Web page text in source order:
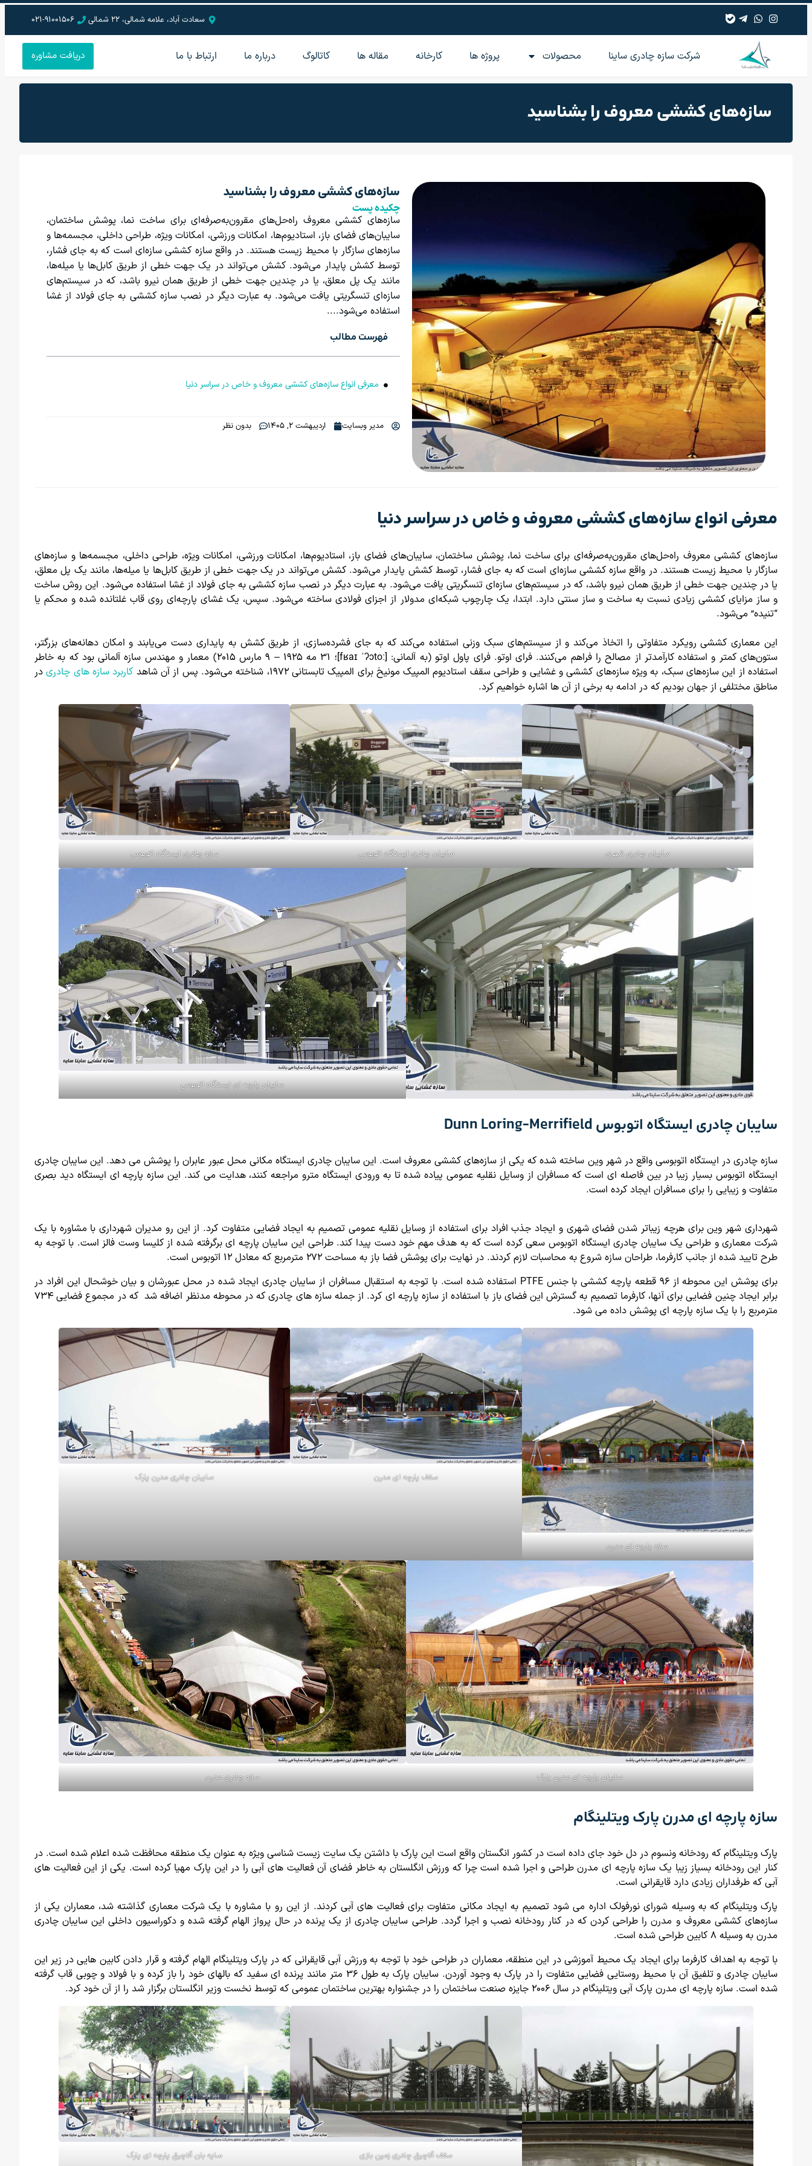
سعادت آباد، علامه شمالی، 22 شمالی 021-91001506
شرکت سازه چادری ساینا محصولات پروژه ها کارخانه مقاله‌ ها کاتالوگ درباره ما ارتباط با ما دریافت مشاوره
سازه‌های کششی معروف را بشناسید
سازه‌های کششی معروف را بشناسید
چکیده پست
سازه‌های کششی معروف راه‌حل‌های مقرون‌به‌صرفه‌ای برای ساخت نما، پوشش ساختمان،
سایبان‌های فضای باز، استادیوم‌ها، امکانات ورزشی، امکانات ویژه، طراحی داخلی، مجسمه‌ها و
سازه‌های سازگار با محیط زیست هستند. در واقع سازه کششی سازه‌ای است که به جای فشار،
توسط کشش پایدار می‌شود. کشش می‌تواند در یک جهت خطی از طریق کابل‌ها یا میله‌ها،
مانند یک پل معلق، یا در چندین جهت خطی از طریق همان نیرو باشد، که در سیستم‌های
سازه‌ای تنسگریتی یافت می‌شود. به عبارت دیگر در نصب سازه کششی به جای فولاد از غشا
استفاده می‌شود....
فهرست مطالب
معرفی انواع سازه‌های کششی معروف و خاص در سراسر دنیا
مدیر وبسایت اردیبهشت 2, 1405 بدون نظر
معرفی انواع سازه‌های کششی معروف و خاص در سراسر دنیا
سازه‌های کششی معروف راه‌حل‌های مقرون‌به‌صرفه‌ای برای ساخت نما، پوشش ساختمان، سایبان‌های فضای باز، استادیوم‌ها، امکانات ورزشی، امکانات ویژه، طراحی داخلی، مجسمه‌ها و سازه‌های
سازگار با محیط زیست هستند. در واقع سازه کششی سازه‌ای است که به جای فشار، توسط کشش پایدار می‌شود. کشش می‌تواند در یک جهت خطی از طریق کابل‌ها یا میله‌ها، مانند یک پل معلق،
یا در چندین جهت خطی از طریق همان نیرو باشد، که در سیستم‌های سازه‌ای تنسگریتی یافت می‌شود. به عبارت دیگر در نصب سازه کششی به جای فولاد از غشا استفاده می‌شود. این روش ساخت
و ساز مزایای کششی زیادی نسبت به ساخت و ساز سنتی دارد. ابتدا، یک چارچوب شبکه‌ای مدولار از اجزای فولادی ساخته می‌شود. سپس، یک غشای پارچه‌ای روی قاب غلتانده شده و محکم یا
“تنیده” می‌شود.
این معماری کششی رویکرد متفاوتی را اتخاذ می‌کند و از سیستم‌های سبک وزنی استفاده می‌کند که به جای فشرده‌سازی، از طریق کشش به پایداری دست می‌یابند و امکان دهانه‌های بزرگتر،
ستون‌های کمتر و استفاده کارآمدتر از مصالح را فراهم می‌کنند. فرای اوتو. فرای پاول اوتو (به آلمانی: [fʁaɪ ˈʔɔtoː]؛ ۳۱ مه ۱۹۲۵ – ۹ مارس ۲۰۱۵) معمار و مهندس سازه آلمانی بود که به خاطر
استفاده از این سازه‌های سبک، به ویژه سازه‌های کششی و غشایی و طراحی سقف استادیوم المپیک مونیخ برای المپیک تابستانی ۱۹۷۲، شناخته می‌شود. پس از آن شاهد
کاربرد سازه های چادریدر
مناطق مختلفی از جهان بودیم که در ادامه به برخی از آن ها اشاره خواهیم کرد.
سایبان چادری شهری سایبان چادری ایستگاه اتوبوس سازه چادری ایستگاه اتوبوس
سایبان پارچه ای ایستگاه اتوبوس
سایبان چادری ایستگاه اتوبوس Dunn Loring-Merrifield
سازه چادری در ایستگاه اتوبوسی واقع در شهر وین ساخته شده که یکی از سازه‌های کششی معروف است. این سایبان چادری ایستگاه مکانی محل عبور عابران را پوشش می دهد. این سایبان چادری
ایستگاه اتوبوس بسیار زیبا در بین فاصله ای است که مسافران از وسایل نقلیه عمومی پیاده شده تا به ورودی ایستگاه مترو مراجعه کنند، هدایت می کند. این سازه پارچه ای ایستگاه دید بصری
متفاوت و زیبایی را برای مسافران ایجاد کرده است.
شهرداری شهر وین برای هرچه زیباتر شدن فضای شهری و ایجاد جذب افراد برای استفاده از وسایل نقلیه عمومی تصمیم به ایجاد فضایی متفاوت کرد. از این رو مدیران شهرداری با مشاوره با یک
شرکت معماری و طراحی یک سایبان چادری ایستگاه اتوبوس سعی کرده است که به هدف مهم خود دست پیدا کند. طراحی این سایبان پارچه ای برگرفته شده از کلیسا وست فالز است. با توجه به
طرح تایید شده از جانب کارفرما، طراحان سازه شروع به محاسبات لازم کردند. در نهایت برای پوشش فضا باز به مساحت ۲۷۲ مترمربع که معادل ۱۲ اتوبوس است.
برای پوشش این محوطه از ۹۶ قطعه پارچه کششی با جنس PTFE استفاده شده است. با توجه به استقبال مسافران از سایبان چادری ایجاد شده در محل عبورشان و بیان خوشحال این افراد در
برابر ایجاد چنین فضایی برای آنها، کارفرما تصمیم به گسترش این فضای باز با استفاده از سازه پارچه ای کرد. از جمله سازه های چادری که در محوطه مدنظر اضافه شد که در مجموع فضایی ۷۳۴
مترمربع را با یک سازه پارچه ای پوشش داده می شود.
سازه پارچه ای مدرن
سقف پارچه ای مدرن سایبان چادری مدرن پارک
سایبان پارچه ای مدرن پارک سازه چادری مدرن
سازه پارچه ای مدرن پارک ویتلینگام
پارک ویتلینگام که رودخانه ونسوم در دل خود جای داده است در کشور انگستان واقع است این پارک با داشتن یک سایت زیست شناسی ویژه به عنوان یک منطقه محافظت شده اعلام شده است. در
کنار این رودخانه بسیاز زیبا یک سازه پارچه ای مدرن طراحی و اجرا شده است چرا که ورزش انگلستان به خاطر فضای آن فعالیت های آبی را در این پارک مهیا کرده است. یکی از این فعالیت های
آبی که طرفداران زیادی دارد قایقرانی است.
پارک ویتلینگام که به وسیله شورای نورفولک اداره می شود تصمیم به ایجاد مکانی متفاوت برای فعالیت های آبی کردند. از این رو با مشاوره با یک شرکت معماری گذاشته شد، معماران یکی از
سازه‌‌‌های کششی معروف و مدرن را طراحی کردن که در کنار رودخانه نصب و اجرا گردد. طراحی سایبان چادری از یک پرنده در حال پرواز الهام گرفته شده و دکوراسیون داخلی این سایبان چادری
مدرن به وسیله ۸ کابین طراحی شده است.
با توجه به اهداف کارفرما برای ایجاد یک محیط آموزشی در این منطقه، معماران در طراحی خود با توجه به ورزش آبی قایقرانی که در پارک ویتلینگام الهام گرفته و قرار دادن کابین هایی در زیر این
سایبان چادری و تلفیق آن با محیط روستایی فضایی متفاوت را در پارک به وجود آوردن. سایبان پارک به طول ۳۶ متر مانند پرنده ای سفید که بالهای خود را باز کرده و با فولاد و چوبی قاب گرفته
شده است. سازه پارچه ای مدرن پارک آبی ویتلینگام در سال ۲۰۰۶ جایزه صنعت ساختمان را در جشنواره بهترین ساختمان عمومی که توسط نخست وزیر انگلستان برگزار شد را از آن خود کرد.
سقف آلاچیق چادری زمین بازی سایه بان آلاچیق پارچه ای پارک